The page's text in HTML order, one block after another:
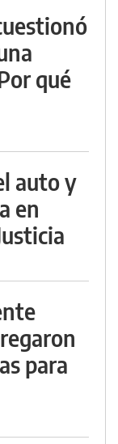
qué
auto y
en
para